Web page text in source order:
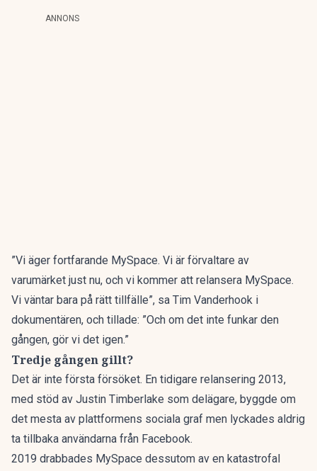
ANNONS
”Vi äger fortfarande MySpace. Vi är förvaltare av
varumärket just nu, och vi kommer att relansera MySpace.
Vi väntar bara på rätt tillfälle”, sa Tim Vanderhook i
dokumentären, och tillade: ”Och om det inte funkar den
gången, gör vi det igen.”
Tredje gången gillt?
Det är inte första försöket. En tidigare relansering 2013,
med stöd av Justin Timberlake som delägare, byggde om
det mesta av plattformens sociala graf men lyckades aldrig
ta tillbaka användarna från Facebook.
2019 drabbades MySpace dessutom av en katastrofal